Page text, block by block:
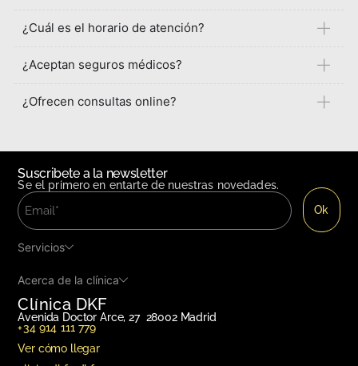
¿Cuál es el horario de atención?
¿Aceptan seguros médicos?
¿Ofrecen consultas online?
Clínica DKF
Avenida Doctor Arce, 27 28002 Madrid
+34 914 111 779
Ver cómo llegar
Suscribete a la newsletter
Se el primero en entarte de nuestras novedades.
Servicios
Acerca de la clínica